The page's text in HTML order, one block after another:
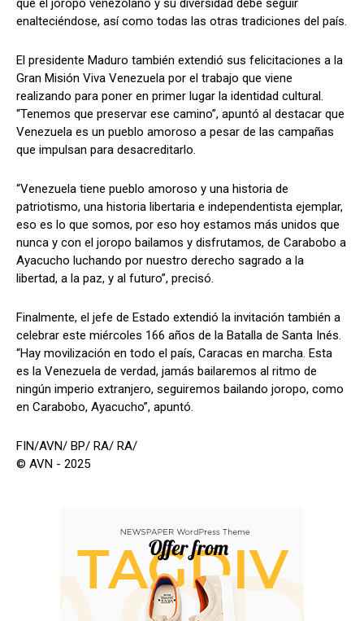
que el joropo venezolano y su diversidad debe seguir
enalteciéndose, así como todas las otras tradiciones del país.
El presidente Maduro también extendió sus felicitaciones a la
Gran Misión Viva Venezuela por el trabajo que viene
realizando para poner en primer lugar la identidad cultural.
“Tenemos que preservar ese camino”, apuntó al destacar que
Venezuela es un pueblo amoroso a pesar de las campañas
que impulsan para desacreditarlo.
“Venezuela tiene pueblo amoroso y una historia de
patriotismo, una historia libertaria e independentista ejemplar,
eso es lo que somos, por eso hoy estamos más unidos que
nunca y con el joropo bailamos y disfrutamos, de Carabobo a
Ayacucho luchando por nuestro derecho sagrado a la
libertad, a la paz, y al futuro”, precisó.
Finalmente, el jefe de Estado extendió la invitación también a
celebrar este miércoles 166 años de la Batalla de Santa Inés.
“Hay movilización en todo el país, Caracas en marcha. Esta
es la Venezuela de verdad, jamás bailaremos al ritmo de
ningún imperio extranjero, seguiremos bailando joropo, como
en Carabobo, Ayacucho”, apuntó.
FIN/AVN/ BP/ RA/ RA/
© AVN - 2025